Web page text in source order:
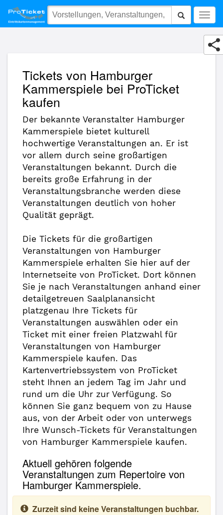
Hamburger Kammerspiele
Tickets von Hamburger
Kammerspiele bei ProTicket
kaufen
Der bekannte Veranstalter Hamburger
Kammerspiele bietet kulturell
hochwertige Veranstaltungen an. Er ist
vor allem durch seine großartigen
Veranstaltungen bekannt. Durch die
bereits große Erfahrung in der
Veranstaltungsbranche werden diese
Veranstaltungen deutlich von hoher
Qualität geprägt.
Die Tickets für die großartigen
Veranstaltungen von Hamburger
Kammerspiele erhalten Sie hier auf der
Internetseite von ProTicket. Dort können
Sie je nach Veranstaltungen anhand einer
detailgetreuen Saalplanansicht
platzgenau Ihre Tickets für
Veranstaltungen auswählen oder ein
Ticket mit einer freien Platzwahl für
Veranstaltungen von Hamburger
Kammerspiele kaufen. Das
Kartenvertriebssystem von ProTicket
steht Ihnen an jedem Tag im Jahr und
rund um die Uhr zur Verfügung. So
können Sie ganz bequem von zu Hause
aus, von der Arbeit oder von unterwegs
Ihre Wunsch-Tickets für Veranstaltungen
von Hamburger Kammerspiele kaufen.
Aktuell gehören folgende
Veranstaltungen zum Repertoire von
Hamburger Kammerspiele.
Zurzeit sind keine Veranstaltungen buchbar.